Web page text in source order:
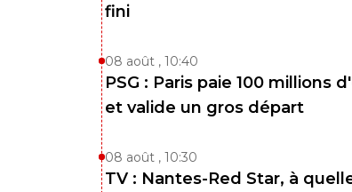
fini
08 août , 10:40
PSG : Paris paie 100 millions
et valide un gros départ
08 août , 10:30
TV : Nantes-Red Star, à